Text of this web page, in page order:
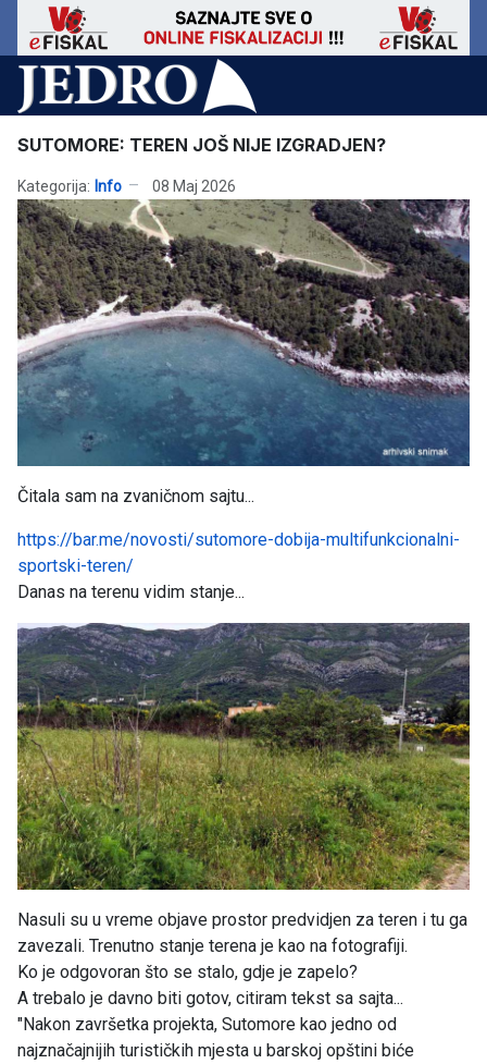
SUTOMORE: TEREN JOŠ NIJE IZGRADJEN?
Kategorija: Info 08 Maj 2026
Čitala sam na zvaničnom sajtu...
https://bar.me/novosti/sutomore-dobija-multifunkcionalni-
sportski-teren/
Danas na terenu vidim stanje...
Nasuli su u vreme objave prostor predvidjen za teren i tu ga
zavezali. Trenutno stanje terena je kao na fotografiji.
Ko je odgovoran što se stalo, gdje je zapelo?
A trebalo je davno biti gotov, citiram tekst sa sajta...
"Nakon završetka projekta, Sutomore kao jedno od
najznačajnijih turističkih mjesta u barskoj opštini biće